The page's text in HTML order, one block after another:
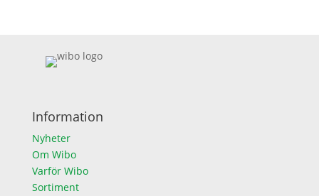
Information
Nyheter
Om Wibo
Varför Wibo
Sortiment